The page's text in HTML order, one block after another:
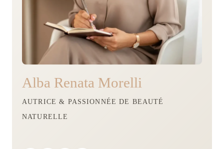
Alba Renata Morelli
AUTRICE & PASSIONNÉE DE BEAUTÉ
NATURELLE